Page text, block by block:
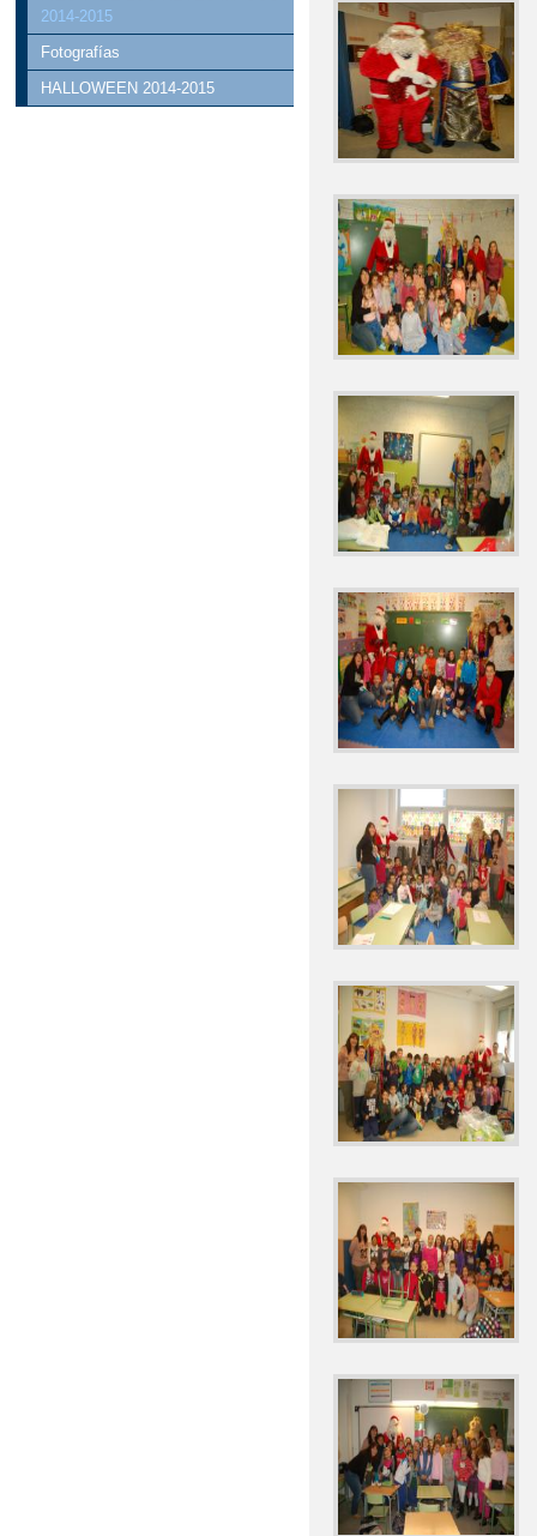
2014-2015
Fotografías
HALLOWEEN 2014-2015